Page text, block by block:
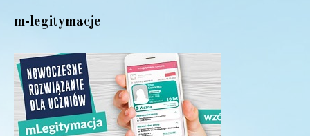
m-legitymacje